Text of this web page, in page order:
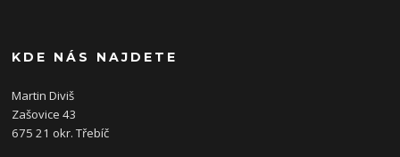
KDE NÁS NAJDETE
Martin Diviš
Zašovice 43
675 21 okr. Třebíč